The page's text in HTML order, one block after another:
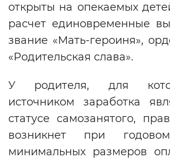
Вернуть
открыты на опекаемых
расчет единовременные
звание «Мать-героиня»,
«Родительская слава».
У родителя, для
источником заработка
статусе самозанятого,
возникнет при
минимальных размеров